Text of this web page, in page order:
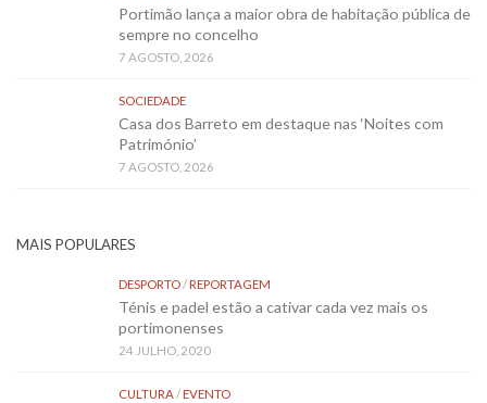
Portimão lança a maior obra de habitação pública de
sempre no concelho
7 AGOSTO, 2026
SOCIEDADE
Casa dos Barreto em destaque nas ‘Noites com
Património’
7 AGOSTO, 2026
MAIS POPULARES
DESPORTO/REPORTAGEM
Ténis e padel estão a cativar cada vez mais os
portimonenses
24 JULHO, 2020
CULTURA/EVENTO